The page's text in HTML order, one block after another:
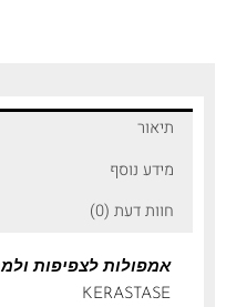
תיאור
מידע נוסף
חוות דעת (0)
אמפולות לצפיפות
KERASTASE